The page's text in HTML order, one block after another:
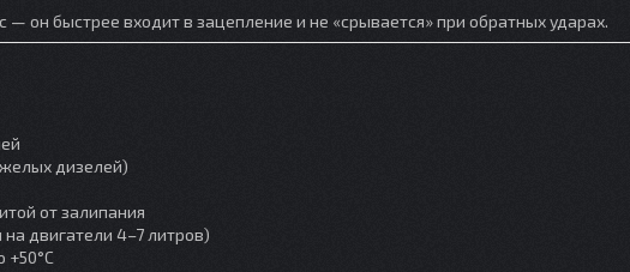
он быстрее входит в зацепление и не «срывается» при обратных ударах.
дизелей)
от залипания
двигатели 4–7 литров)
+50°C